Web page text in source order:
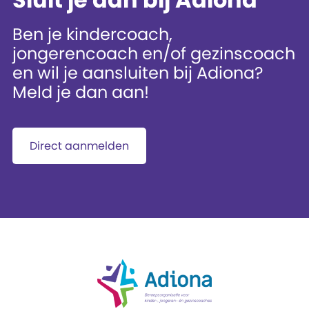
Ben je kindercoach,
jongerencoach en/of gezinscoach
en wil je aansluiten bij Adiona?
Meld je dan aan!
Direct aanmelden